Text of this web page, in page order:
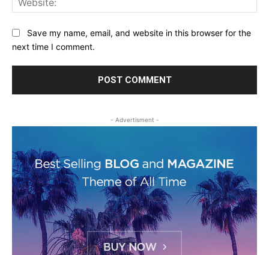
Save my name, email, and website in this browser for the
next time I comment.
- Advertisment -